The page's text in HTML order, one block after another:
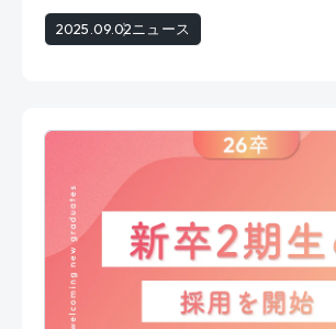
2025.09.02ニュース